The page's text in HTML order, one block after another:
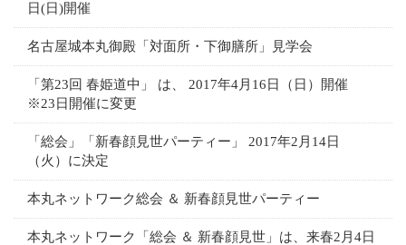
日(日)開催
名古屋城本丸御殿「対面所・下御膳所」見学会
「第23回 春姫道中」 は、 2017年4月16日（日）開催
※23日開催に変更
「総会」「新春顔見世パーティー」 2017年2月14日
（火）に決定
本丸ネットワーク総会 ＆ 新春顔見世パーティー
本丸ネットワーク「総会 ＆ 新春顔見世」は、来春2月4日